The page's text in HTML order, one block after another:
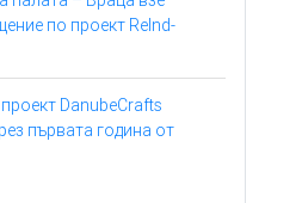
по проект ReInd-
DanubeCrafts
първата година от